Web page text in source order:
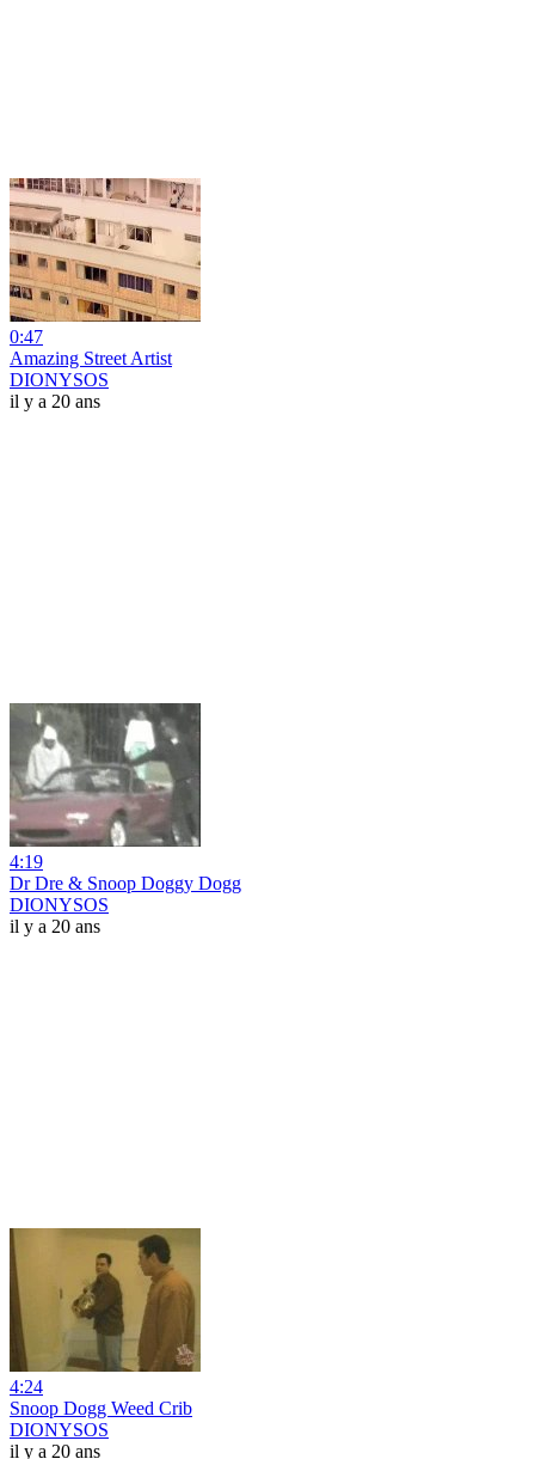
0:47
Amazing Street Artist
DIONYSOS
il y a 20 ans
4:19
Dr Dre & Snoop Doggy Dogg
DIONYSOS
il y a 20 ans
4:24
Snoop Dogg Weed Crib
DIONYSOS
il y a 20 ans